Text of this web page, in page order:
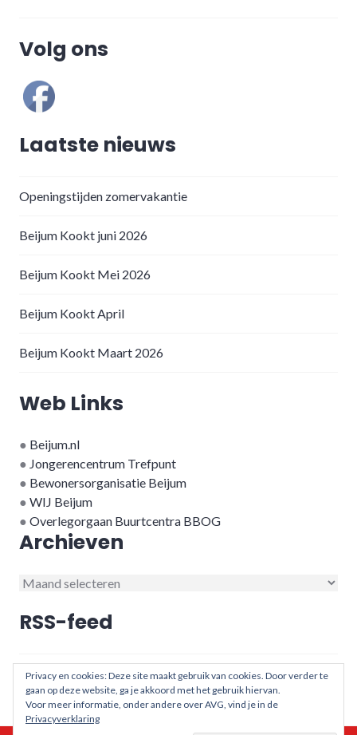
Volg ons
Laatste nieuws
Openingstijden zomervakantie
Beijum Kookt juni 2026
Beijum Kookt Mei 2026
Beijum Kookt April
Beijum Kookt Maart 2026
Web Links
● Beijum.nl
● Jongerencentrum Trefpunt
● Bewonersorganisatie Beijum
● WIJ Beijum
● Overlegorgaan Buurtcentra BBOG
Archieven
Archieven
RSS-feed
RSS - berichten
Privacy en cookies: Deze site maakt gebruik van cookies. Door verder te
gaan op deze website, ga je akkoord met het gebruik hiervan.
Voor meer informatie, onder andere over AVG, vind je in de
Privacyverklaring